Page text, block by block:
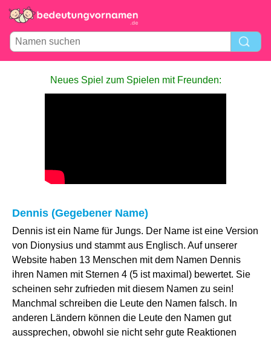
Neues Spiel zum Spielen mit Freunden:
Dennis (Gegebener Name)
Dennis ist ein Name für Jungs. Der Name ist eine Version
von Dionysius und stammt aus Englisch. Auf unserer
Website haben 13 Menschen mit dem Namen Dennis
ihren Namen mit Sternen 4 (5 ist maximal) bewertet. Sie
scheinen sehr zufrieden mit diesem Namen zu sein!
Manchmal schreiben die Leute den Namen falsch. In
anderen Ländern können die Leute den Namen gut
aussprechen, obwohl sie nicht sehr gute Reaktionen